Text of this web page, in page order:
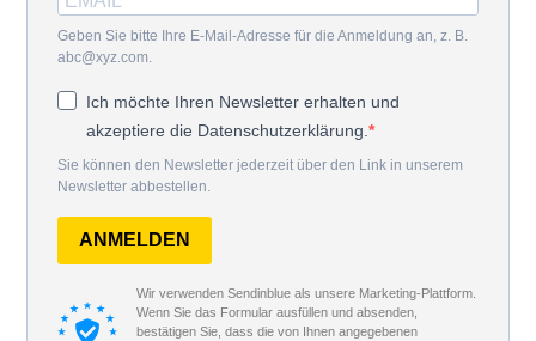
Geben Sie bitte Ihre E-Mail-Adresse für die Anmeldung an, z. B.
abc@xyz.com.
Ich möchte Ihren Newsletter erhalten und
akzeptiere die Datenschutzerklärung.
Sie können den Newsletter jederzeit über den Link in unserem
Newsletter abbestellen.
ANMELDEN
Wir verwenden Sendinblue als unsere Marketing-Plattform.
Wenn Sie das Formular ausfüllen und absenden,
bestätigen Sie, dass die von Ihnen angegebenen